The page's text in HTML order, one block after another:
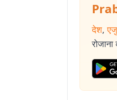
देश,